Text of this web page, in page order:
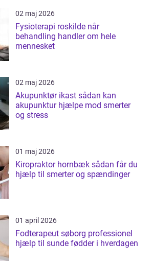
02 maj 2026
Fysioterapi roskilde når
behandling handler om hele
mennesket
02 maj 2026
Akupunktør ikast sådan kan
akupunktur hjælpe mod smerter
og stress
01 maj 2026
Kiropraktor hornbæk sådan får du
hjælp til smerter og spændinger
01 april 2026
Fodterapeut søborg professionel
hjælp til sunde fødder i hverdagen